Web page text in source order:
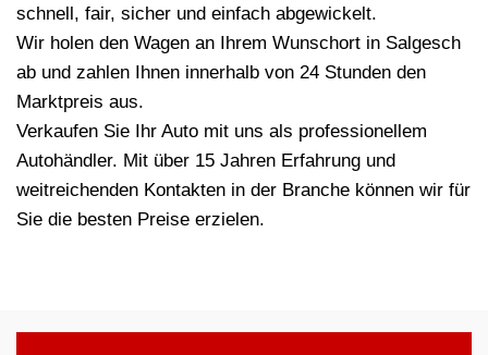
schnell, fair, sicher und einfach abgewickelt.
Wir holen den Wagen an Ihrem Wunschort in Salgesch
ab und zahlen Ihnen innerhalb von 24 Stunden den
Marktpreis aus.
Verkaufen Sie Ihr Auto mit uns als professionellem
Autohändler. Mit über 15 Jahren Erfahrung und
weitreichenden Kontakten in der Branche können wir für
Sie die besten Preise erzielen.